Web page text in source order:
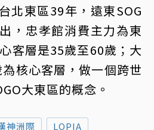
北東區39年，遠東SOG
，忠孝館消費主力為東
客層是35歲至60歲；大
核心客層，做一個跨世
大東區的概念。
神洲際 LOPIA